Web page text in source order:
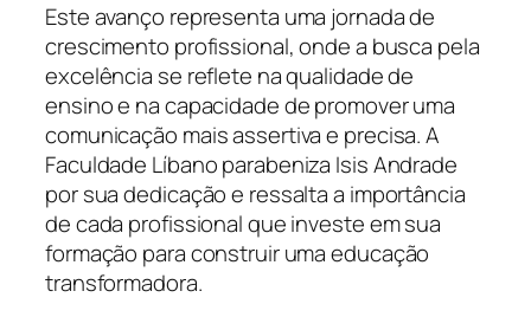
Este avanço representa uma jornada de
crescimento profissional, onde a busca pela
excelência se reflete na qualidade de
ensino e na capacidade de promover uma
comunicação mais assertiva e precisa. A
Faculdade Líbano parabeniza Isis Andrade
por sua dedicação e ressalta a importância
de cada profissional que investe em sua
formação para construir uma educação
transformadora.